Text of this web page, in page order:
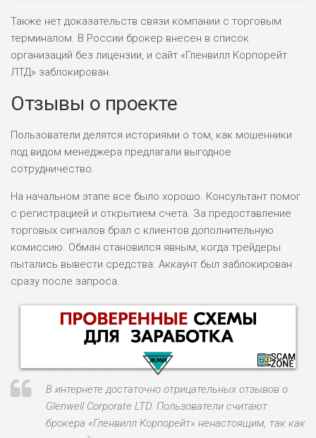
Также нет доказательств связи компании с торговым
терминалом. В России брокер внесен в список
организаций без лицензии, и сайт «Гленвилл Корпорейт
ЛТД» заблокирован.
Отзывы о проекте
Пользователи делятся историями о том, как мошенники
под видом менеджера предлагали выгодное
сотрудничество.
На начальном этапе все было хорошо. Консультант помог
с регистрацией и открытием счета. За предоставление
торговых сигналов брал с клиентов дополнительную
комиссию. Обман становился явным, когда трейдеры
пытались вывести средства. Аккаунт был заблокирован
сразу после запроса.
В интернете достаточно отрицательных отзывов о
Glenwell Corporate LTD. Пользователи считают
брокера «Гленвилл Корпорейт» ненастоящим, так как